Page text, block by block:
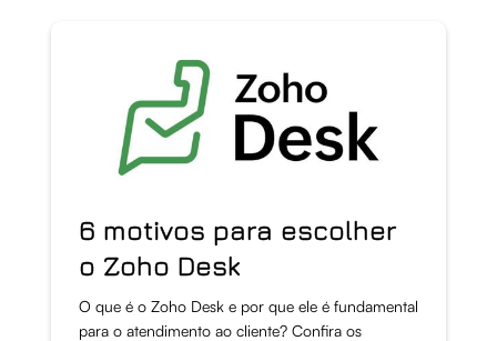
6 motivos para escolher
o Zoho Desk
O que é o Zoho Desk e por que ele é fundamental
para o atendimento ao cliente? Confira os